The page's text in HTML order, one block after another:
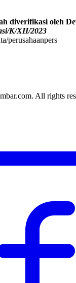
diverifikasi oleh
K/XII/2023
perusahaanpers
All rights